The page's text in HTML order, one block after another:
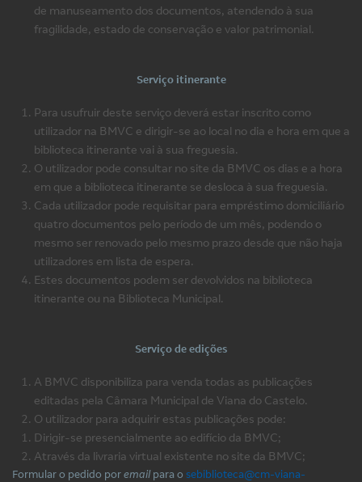
de manuseamento dos documentos, atendendo à sua
fragilidade, estado de conservação e valor patrimonial.
Serviço itinerante
Para usufruir deste serviço deverá estar inscrito como
utilizador na BMVC e dirigir-se ao local no dia e hora em que a
biblioteca itinerante vai à sua freguesia.
O utilizador pode consultar no site da BMVC os dias e a hora
em que a biblioteca itinerante se desloca à sua freguesia.
Cada utilizador pode requisitar para empréstimo domiciliário
quatro documentos pelo período de um mês, podendo o
mesmo ser renovado pelo mesmo prazo desde que não haja
utilizadores em lista de espera.
Estes documentos podem ser devolvidos na biblioteca
itinerante ou na Biblioteca Municipal.
Serviço de edições
A BMVC disponibiliza para venda todas as publicações
editadas pela Câmara Municipal de Viana do Castelo.
O utilizador para adquirir estas publicações pode:
Dirigir-se presencialmente ao edifício da BMVC;
Através da livraria virtual existente no site da BMVC;
Formular o pedido poremailpara o sebiblioteca@cm-viana-